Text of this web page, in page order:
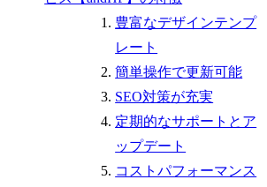
豊富なデザインテンプ
レート
簡単操作で更新可能
SEO対策が充実
定期的なサポートとア
ップデート
コストパフォーマンス